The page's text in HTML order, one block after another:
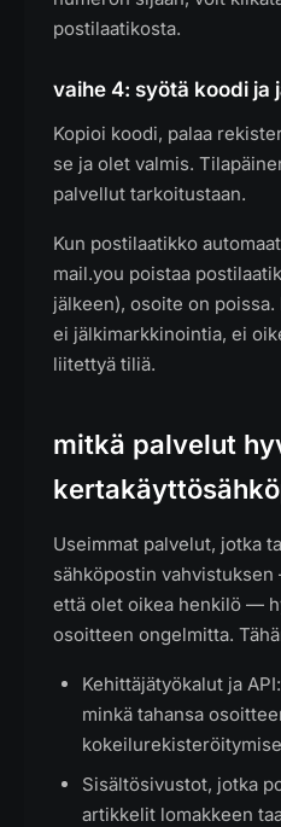
postilaatikosta.
vaihe 4: syötä koodi ja
Kopioi koodi, palaa
se ja olet valmis.
palvellut tarkoitustaan.
Kun postilaatikko
mail.you poistaa
jälkeen), osoite on
ei jälkimarkkinointia, ei
liitettyä tiliä.
mitkä palvelut
Useimmat palvelut, jotka
sähköpostin
että olet oikea henkilö —
osoitteen ongelmitta.
Kehittäjätyökalut ja
minkä tahansa
Sisältösivustot, jotka
artikkelit lomakkeen